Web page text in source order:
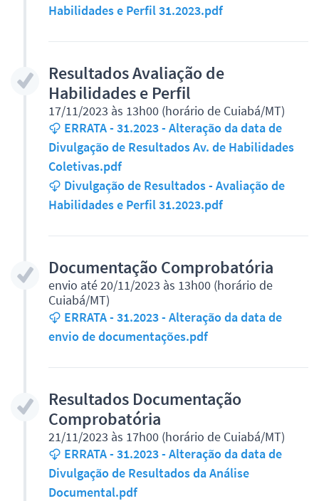
Habilidades e Perfil 31.2023.pdf
Resultados Avaliação de
Habilidades e Perfil
17/11/2023 às 13h00 (horário de Cuiabá/MT)
ERRATA - 31.2023 - Alteração da data de
Divulgação de Resultados Av. de Habilidades
Coletivas.pdf
Divulgação de Resultados - Avaliação de
Habilidades e Perfil 31.2023.pdf
Documentação Comprobatória
envio até 20/11/2023 às 13h00 (horário de
Cuiabá/MT)
ERRATA - 31.2023 - Alteração da data de
envio de documentações.pdf
Resultados Documentação
Comprobatória
21/11/2023 às 17h00 (horário de Cuiabá/MT)
ERRATA - 31.2023 - Alteração da data de
Divulgação de Resultados da Análise
Documental.pdf